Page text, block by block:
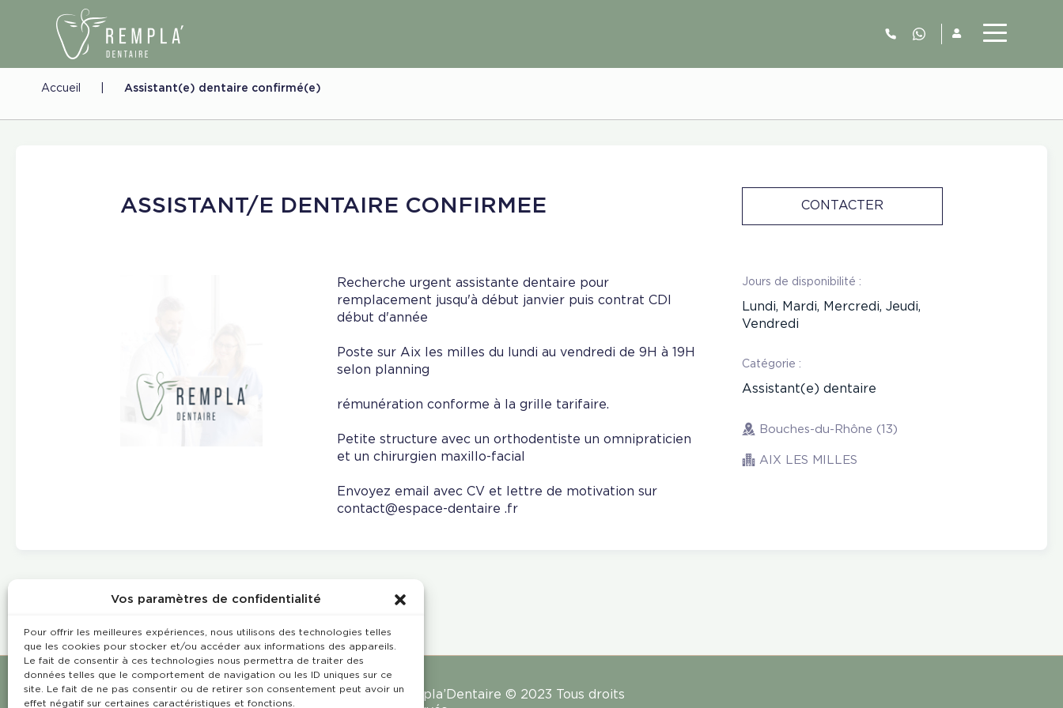
Vos paramètres de confidentialité
Pour offrir les meilleures expériences, nous utilisons des technologies telles
que les cookies pour stocker et/ou accéder aux informations des appareils.
Le fait de consentir à ces technologies nous permettra de traiter des
données telles que le comportement de navigation ou les ID uniques sur ce
site. Le fait de ne pas consentir ou de retirer son consentement peut avoir un
effet négatif sur certaines caractéristiques et fonctions.
06.52.63.77.73
Accueil Assistant(e) dentaire confirmé(e)
ASSISTANT/E DENTAIRE CONFIRMEE CONTACTER
Recherche urgent assistante dentaire pour
remplacement jusqu'à début janvier puis contrat CDI
début d'année
Poste sur Aix les milles du lundi au vendredi de 9H à 19H
selon planning
rémunération conforme à la grille tarifaire.
Petite structure avec un orthodentiste un omnipraticien
et un chirurgien maxillo-facial
Envoyez email avec CV et lettre de motivation sur
contact@espace-dentaire .fr
Jours de disponibilité :
Lundi, Mardi, Mercredi, Jeudi,
Vendredi
Catégorie :
Assistant(e) dentaire
Bouches-du-Rhône (13)
AIX LES MILLES
Rempla’Dentaire © 2023 Tous droits